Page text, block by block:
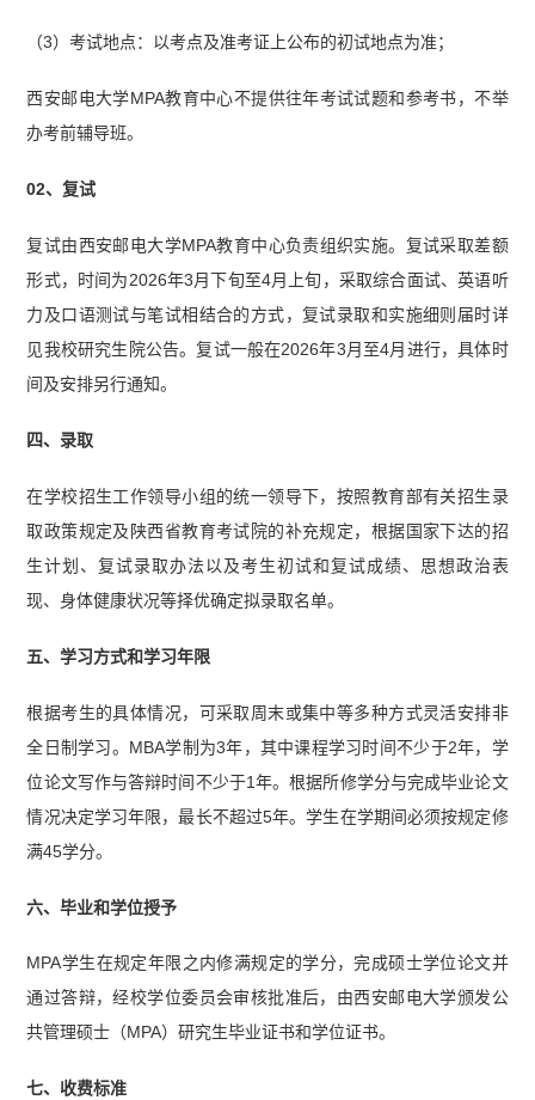
（3）考试地点：以考点及准考证上公布的初试地点为准；
西安邮电大学MPA教育中心不提供往年考试试题和参考书，不举
办考前辅导班。
02、复试
复试由西安邮电大学MPA教育中心负责组织实施。复试采取差额
形式，时间为2026年3月下旬至4月上旬，采取综合面试、英语听
力及口语测试与笔试相结合的方式，复试录取和实施细则届时详
见我校研究生院公告。复试一般在2026年3月至4月进行，具体时
间及安排另行通知。
四、录取
在学校招生工作领导小组的统一领导下，按照教育部有关招生录
取政策规定及陕西省教育考试院的补充规定，根据国家下达的招
生计划、复试录取办法以及考生初试和复试成绩、思想政治表
现、身体健康状况等择优确定拟录取名单。
五、学习方式和学习年限
根据考生的具体情况，可采取周末或集中等多种方式灵活安排非
全日制学习。MBA学制为3年，其中课程学习时间不少于2年，学
位论文写作与答辩时间不少于1年。根据所修学分与完成毕业论文
情况决定学习年限，最长不超过5年。学生在学期间必须按规定修
满45学分。
六、毕业和学位授予
MPA学生在规定年限之内修满规定的学分，完成硕士学位论文并
通过答辩，经校学位委员会审核批准后，由西安邮电大学颁发公
共管理硕士（MPA）研究生毕业证书和学位证书。
七、收费标准